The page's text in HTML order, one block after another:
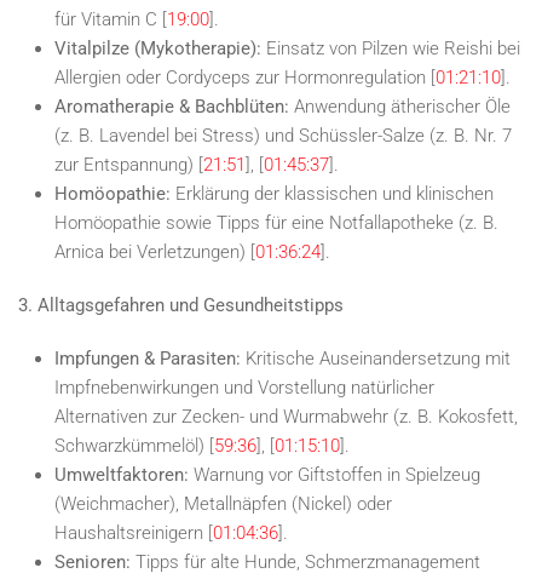
für Vitamin C [19:00].
Vitalpilze (Mykotherapie): Einsatz von Pilzen wie Reishi bei
Allergien oder Cordyceps zur Hormonregulation [01:21:10].
Aromatherapie & Bachblüten: Anwendung ätherischer Öle
(z. B. Lavendel bei Stress) und Schüssler-Salze (z. B. Nr. 7
zur Entspannung) [21:51], [01:45:37].
Homöopathie: Erklärung der klassischen und klinischen
Homöopathie sowie Tipps für eine Notfallapotheke (z. B.
Arnica bei Verletzungen) [01:36:24].
3. Alltagsgefahren und Gesundheitstipps
Impfungen & Parasiten: Kritische Auseinandersetzung mit
Impfnebenwirkungen und Vorstellung natürlicher
Alternativen zur Zecken- und Wurmabwehr (z. B. Kokosfett,
Schwarzkümmelöl) [59:36], [01:15:10].
Umweltfaktoren: Warnung vor Giftstoffen in Spielzeug
(Weichmacher), Metallnäpfen (Nickel) oder
Haushaltsreinigern [01:04:36].
Senioren: Tipps für alte Hunde, Schmerzmanagement